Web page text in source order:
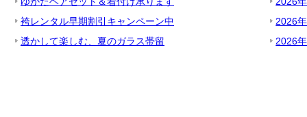
袴レンタル早期割引キャンペーン中
透かして楽しむ、夏のガラス帯留
2026
2026